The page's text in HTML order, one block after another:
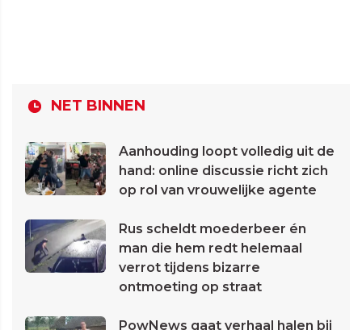
NET BINNEN
Aanhouding loopt volledig uit de
hand: online discussie richt zich
op rol van vrouwelijke agente
Rus scheldt moederbeer én
man die hem redt helemaal
verrot tijdens bizarre
ontmoeting op straat
PowNews gaat verhaal halen bij